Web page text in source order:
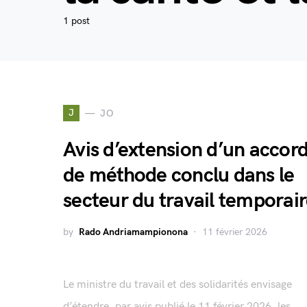
1 post
J JO
Avis d’extension d’un
de méthode conclu dans le
secteur du travail
by Rado Andriamampionona 11 février 2026
Le ministre du travail et des solidarités envisage